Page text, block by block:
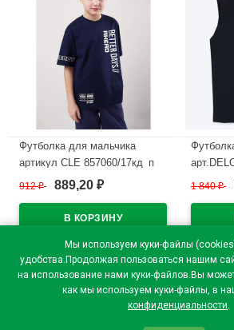
Мы используем куки-файлы
удобства.Продолжая пользоваться нашим
на использование нами куки-файлов.Вы
как мы используем куки-файлы, в
конфиденциальности.
Футболка для мальчика
артикул CLE 857060/17кд_п
рзамерный ряд 34/134-42/158
912₽ 889,20 ₽
34/134-
1 840₽